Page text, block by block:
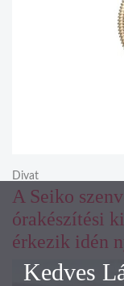
A Seiko
órakészítési
érkezik idén
Divat
Kedves